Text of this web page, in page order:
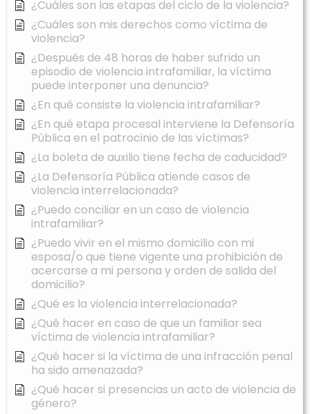
¿Cuáles son las etapas del ciclo de la violencia?
¿Cuáles son mis derechos como víctima de
violencia?
¿Después de 48 horas de haber sufrido un
episodio de violencia intrafamiliar, la víctima
puede interponer una denuncia?
¿En qué consiste la violencia intrafamiliar?
¿En qué etapa procesal interviene la Defensoría
Pública en el patrocinio de las víctimas?
¿La boleta de auxilio tiene fecha de caducidad?
¿La Defensoría Pública atiende casos de
violencia interrelacionada?
¿Puedo conciliar en un caso de violencia
intrafamiliar?
¿Puedo vivir en el mismo domicilio con mi
esposa/o que tiene vigente una prohibición de
acercarse a mi persona y orden de salida del
domicilio?
¿Qué es la violencia interrelacionada?
¿Qué hacer en caso de que un familiar sea
víctima de violencia intrafamiliar?
¿Qué hacer si la víctima de una infracción penal
ha sido amenazada?
¿Qué hacer si presencias un acto de violencia de
género?